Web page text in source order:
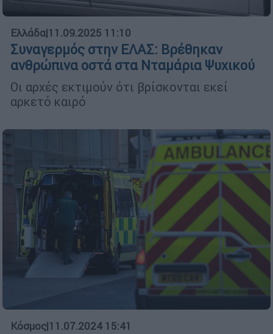
Ελλάδα|11.09.2025 11:10
Συναγερμός στην ΕΛΑΣ: Βρέθηκαν
ανθρώπινα οστά στα Νταμάρια Ψυχικού
Οι αρχές εκτιμούν ότι βρίσκονται εκεί
αρκετό καιρό
Κόσμος|11.07.2024 15:41